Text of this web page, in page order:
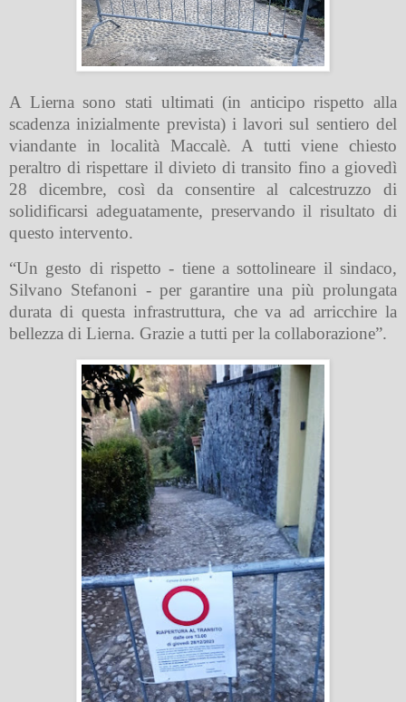
A Lierna sono stati ultimati (in anticipo rispetto alla
scadenza inizialmente prevista) i lavori sul sentiero del
viandante in località Maccalè. A tutti viene chiesto
peraltro di rispettare il divieto di transito fino a giovedì
28 dicembre, così da consentire al calcestruzzo di
solidificarsi adeguatamente, preservando il risultato di
questo intervento.
“Un gesto di rispetto - tiene a sottolineare il sindaco,
Silvano Stefanoni - per garantire una più prolungata
durata di questa infrastruttura, che va ad arricchire la
bellezza di Lierna. Grazie a tutti per la collaborazione”.